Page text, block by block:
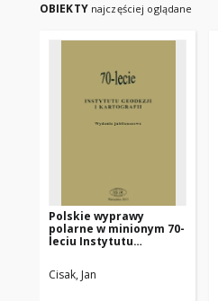
OBIEKTY najczęściej oglądane
Polskie wyprawy
polarne w minionym 70-
leciu Instytutu
perspektywy
wspomnień
Cisak, Jan